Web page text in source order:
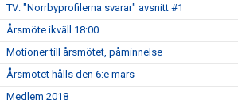
TV: "Norrbyprofilerna svarar" avsnitt #1
Årsmöte ikväll 18:00
Motioner till årsmötet, påminnelse
Årsmötet hålls den 6:e mars
Medlem 2018